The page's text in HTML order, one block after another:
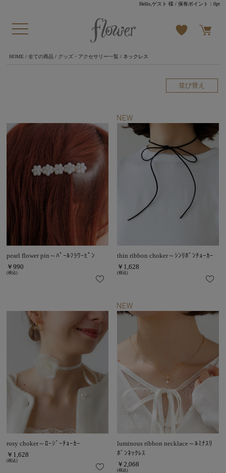
Hello,ゲスト 様 / 保有ポイント：0pt
HOME/ 全ての商品/ グッズ・アクセサリー一覧 / ネックレス
並び替え
pearl flower pin～ﾊﾟｰﾙﾌﾗﾜｰﾋﾟﾝ
￥990
(税込)
thin ribbon choker～ｼﾝﾘﾎﾞﾝﾁｮｰｶｰ
￥1,628
(税込)
rosy choker～ﾛｰｼﾞｰﾁｮｰｶｰ
￥1,628
(税込)
luminous ribbon necklace～ﾙﾐﾅｽﾘ
ﾎﾞﾝﾈｯｸﾚｽ
￥2,068
(税込)